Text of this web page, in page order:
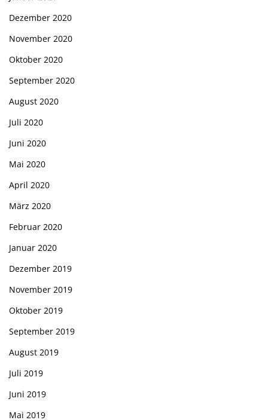
Dezember 2020
November 2020
Oktober 2020
September 2020
August 2020
Juli 2020
Juni 2020
Mai 2020
April 2020
März 2020
Februar 2020
Januar 2020
Dezember 2019
November 2019
Oktober 2019
September 2019
August 2019
Juli 2019
Juni 2019
Mai 2019